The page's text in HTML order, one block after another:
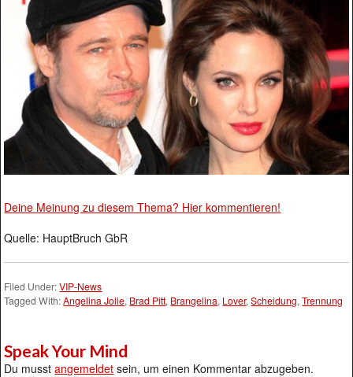
Deine Meinung zu diesem Thema? Hier kommentieren!
Quelle: HauptBruch GbR
Filed Under:VIP-News
Tagged With:Angelina Jolie, Brad Pitt, Brangelina, Lover,Scheidung,Trennung
Speak Your Mind
Du musstangemeldet sein, um einen Kommentar abzugeben.